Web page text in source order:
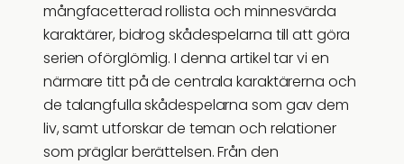
mångfacetterad rollista och minnesvärda
karaktärer, bidrog skådespelarna till att göra
serien oförglömlig. I denna artikel tar vi en
närmare titt på de centrala karaktärerna och
de talangfulla skådespelarna som gav dem
liv, samt utforskar de teman och relationer
som präglar berättelsen. Från den